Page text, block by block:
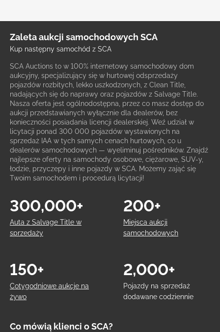
Zaleta aukcji samochodowych SCA
Kup następny samochód z SCA
SCA Auctions to w 100% internetowy samochodowy dom
aukcyjny, specjalizujący się w hurtowej odsprzedaży
pojazdów rozbitych, lekko uszkodzonych, z Clean Title,
nadających się do naprawy oraz pojazdów z Salvage Title.
Nasza oferta jest ogólnodostępna, przez co masz dostęp do
aukcji przedstawianych wyłącznie dla dealerów, bez
konieczności posiadania licencji dealerskiej. Weź udział w
licytacji ponad 300 000 pojazdów wystawionych na
sprzedaż IAA w tych samych cenach hurtowych, co u
dealerów samochodowych — wyeliminuj pośredników. Znajdź
najlepsze oferty na samochody osobowe, ciężarowe, SUV-y,
łodzie, przyczepy i inne pojazdy w SCA. Możemy zająć się
Twoim samochodem i procedurą licytacji!
Auta z Salvage Title w
sprzedaży
300,000+
Miejsca aukcji
samochodowych
200+
Cotygodniowe aukcje na
żywo
150+
Pojazdy na sprzedaż
dodawane codziennie
2,000+
Co mówią klienci o SCA?